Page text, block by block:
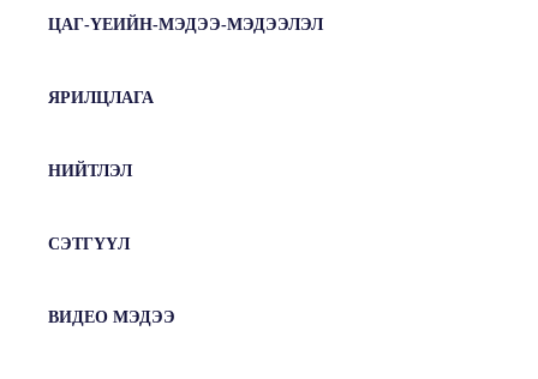
ЦАГ-ҮЕИЙН-МЭДЭЭ-МЭДЭЭЛЭЛ
ЯРИЛЦЛАГА
НИЙТЛЭЛ
СЭТГҮҮЛ
ВИДЕО МЭДЭЭ